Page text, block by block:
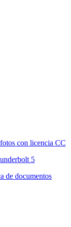
con licencia CC
5
de documentos